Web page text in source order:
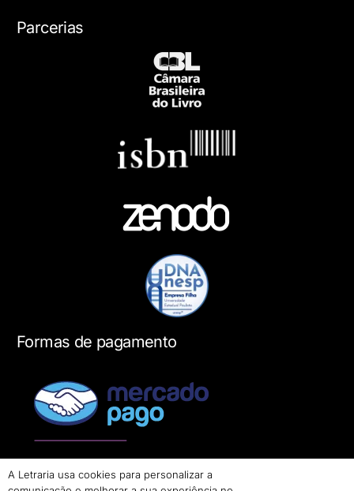
Parcerias
Formas de pagamento
A Letraria usa cookies para personalizar a